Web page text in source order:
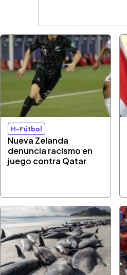
H-Fútbol
Nueva Zelanda
denuncia racismo en
juego contra Qatar